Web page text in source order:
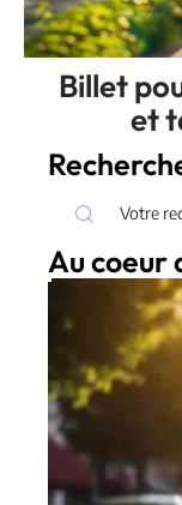
Billet
et
Au coeur